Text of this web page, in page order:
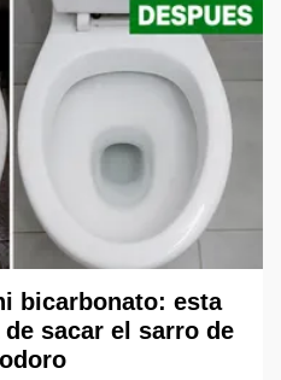
bicarbonato: esta
sacar el sarro de